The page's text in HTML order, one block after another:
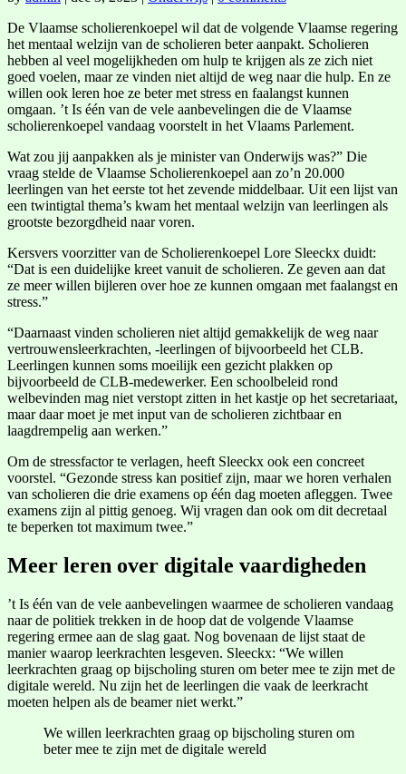
De Vlaamse scholierenkoepel wil dat de volgende Vlaamse regering
het mentaal welzijn van de scholieren beter aanpakt. Scholieren
hebben al veel mogelijkheden om hulp te krijgen als ze zich niet
goed voelen, maar ze vinden niet altijd de weg naar die hulp. En ze
willen ook leren hoe ze beter met stress en faalangst kunnen
omgaan. ’t Is één van de vele aanbevelingen die de Vlaamse
scholierenkoepel vandaag voorstelt in het Vlaams Parlement.
Wat zou jij aanpakken als je minister van Onderwijs was?” Die
vraag stelde de Vlaamse Scholierenkoepel aan zo’n 20.000
leerlingen van het eerste tot het zevende middelbaar. Uit een lijst van
een twintigtal thema’s kwam het mentaal welzijn van leerlingen als
grootste bezorgdheid naar voren.
Kersvers voorzitter van de Scholierenkoepel Lore Sleeckx duidt:
“Dat is een duidelijke kreet vanuit de scholieren. Ze geven aan dat
ze meer willen bijleren over hoe ze kunnen omgaan met faalangst en
stress.”
“Daarnaast vinden scholieren niet altijd gemakkelijk de weg naar
vertrouwensleerkrachten, -leerlingen of bijvoorbeeld het CLB.
Leerlingen kunnen soms moeilijk een gezicht plakken op
bijvoorbeeld de CLB-medewerker. Een schoolbeleid rond
welbevinden mag niet verstopt zitten in het kastje op het secretariaat,
maar daar moet je met input van de scholieren zichtbaar en
laagdrempelig aan werken.”
Om de stressfactor te verlagen, heeft Sleeckx ook een concreet
voorstel. “Gezonde stress kan positief zijn, maar we horen verhalen
van scholieren die drie examens op één dag moeten afleggen. Twee
examens zijn al pittig genoeg. Wij vragen dan ook om dit decretaal
te beperken tot maximum twee.”
Meer leren over digitale vaardigheden
’t Is één van de vele aanbevelingen waarmee de scholieren vandaag
naar de politiek trekken in de hoop dat de volgende Vlaamse
regering ermee aan de slag gaat. Nog bovenaan de lijst staat de
manier waarop leerkrachten lesgeven. Sleeckx: “We willen
leerkrachten graag op bijscholing sturen om beter mee te zijn met de
digitale wereld. Nu zijn het de leerlingen die vaak de leerkracht
moeten helpen als de beamer niet werkt.”
We willen leerkrachten graag op bijscholing sturen om
beter mee te zijn met de digitale wereld